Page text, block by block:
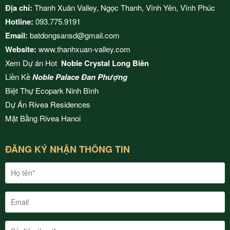
Địa chỉ: Thanh Xuân Valley, Ngọc Thanh, Vĩnh Yên, Vĩnh Phúc
Hotline: 093.775.9191
Email: batdongsansd@gmail.com
Website: www.thanhxuan-valley.com
Xem Dự án Hot Noble Crystal Long Biên
Liền KềNoble Palace Đan Phượng
Biệt Thự Ecopark Ninh Bình
Dự Án Rivea Residences
Mặt Bằng Rivea Hanoi
ĐĂNG KÝ NHẬN THÔNG TIN